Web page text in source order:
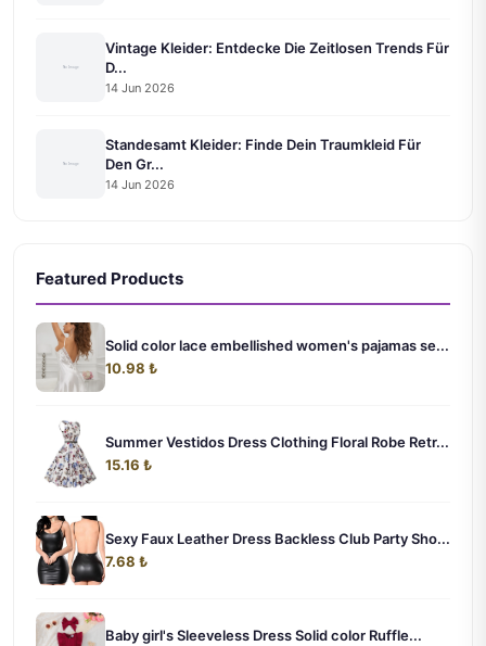
Vintage Kleider: Entdecke Die Zeitlosen Trends Für
D...
14 Jun 2026
Standesamt Kleider: Finde Dein Traumkleid Für
Den Gr...
14 Jun 2026
Featured Products
Solid color lace embellished women's pajamas se...
10.98 ₺
Summer Vestidos Dress Clothing Floral Robe Retr...
15.16 ₺
Sexy Faux Leather Dress Backless Club Party Sho...
7.68 ₺
Baby girl's Sleeveless Dress Solid color Ruffle...